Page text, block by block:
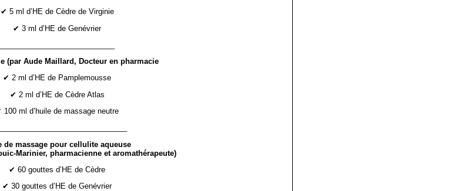
✔ 5 ml d’HE de Cèdre de Virginie
✔ 3 ml d’HE de Genévrier
(par Aude Maillard, Docteur en pharmacie
✔ 2 ml d’HE de Pamplemousse
✔ 2 ml d’HE de Cèdre Atlas
100 ml d’huile de massage neutre
de massage pour cellulite aqueuse
Marinier, pharmacienne et aromathérapeute)
✔ 60 gouttes d’HE de Cèdre
✔ 30 gouttes d’HE de Genévrier